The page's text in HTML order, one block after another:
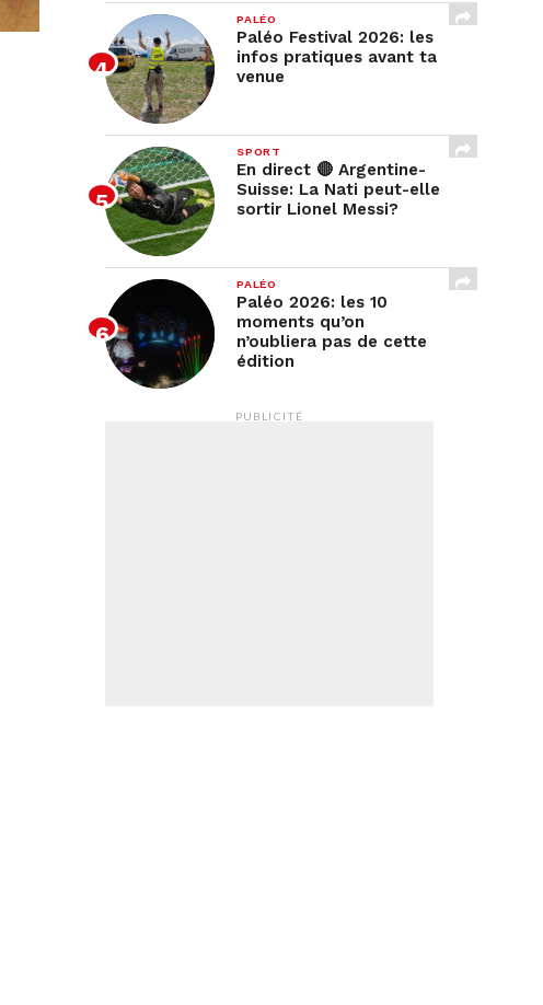
PALÉO
Paléo Festival 2026: les
infos pratiques avant ta
venue
SPORT
En direct 🔴 Argentine-
Suisse: La Nati peut-elle
sortir Lionel Messi?
PALÉO
Paléo 2026: les 10
moments qu’on
n’oubliera pas de cette
édition
PUBLICITÉ